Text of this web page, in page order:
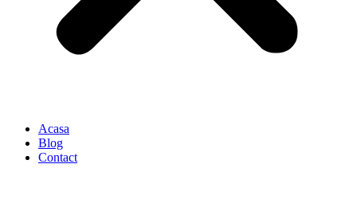
Acasa
Blog
Contact